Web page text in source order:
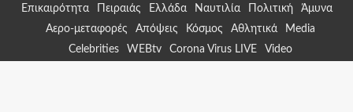
Επικαιρότητα Πειραιάς Ελλάδα Ναυτιλία Πολιτική
Άμυνα
Αερο-μεταφορές
Απόψεις Κόσμος Αθλητικά
Media
Celebrities
WEBtv Corona Virus LIVE Video